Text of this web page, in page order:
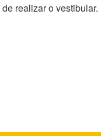
realizar o vestibular.